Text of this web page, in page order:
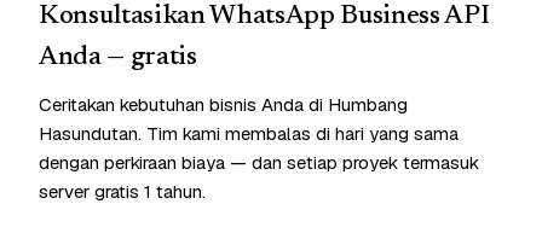
Konsultasikan WhatsApp Business API
Anda — gratis
Ceritakan kebutuhan bisnis Anda di Humbang
Hasundutan. Tim kami membalas di hari yang sama
dengan perkiraan biaya — dan setiap proyek termasuk
server gratis 1 tahun.